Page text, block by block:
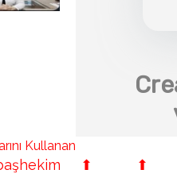
Kullanan